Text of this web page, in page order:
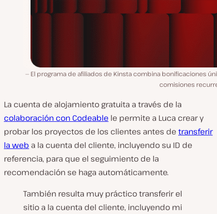
El programa de afiliados de Kinsta combina bonificaciones
comisiones
La cuenta de alojamiento gratuita a través de la
colaboración con Codeable le permite a Luca crear y
probar los proyectos de los clientes antes de transferir
la web a la cuenta del cliente, incluyendo su ID de
referencia, para que el seguimiento de la
recomendación se haga automáticamente.
También resulta muy práctico transferir el
sitio a la cuenta del cliente, incluyendo mi